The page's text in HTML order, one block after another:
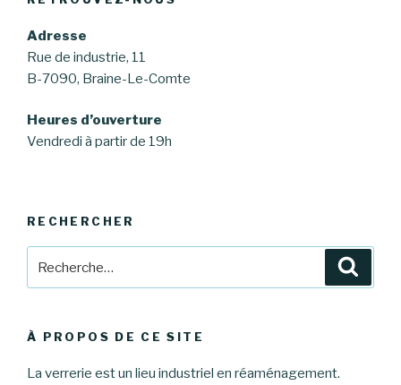
Adresse
Rue de industrie, 11
B-7090, Braine-Le-Comte
Heures d’ouverture
Vendredi à partir de 19h
RECHERCHER
À PROPOS DE CE SITE
La verrerie est un lieu industriel en réaménagement.